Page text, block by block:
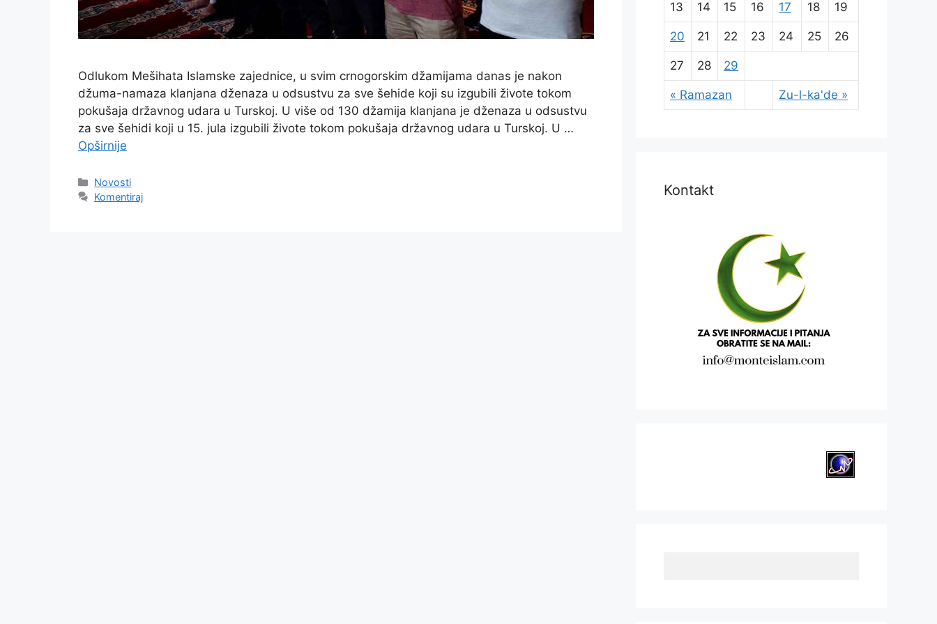
Odlukom Mešihata Islamske zajednice, u svim crnogorskim džamijama danas je nakon
džuma-namaza klanjana dženaza u odsustvu za sve šehide koji su izgubili živote tokom
pokušaja državnog udara u Turskoj. U više od 130 džamija klanjana je dženaza u odsustvu
za sve šehidi koji u 15. jula izgubili živote tokom pokušaja državnog udara u Turskoj. U …
Opširnije
Kategorije
Novosti
Komentiraj
« Ramazan Zu-l-ka'de »
13 14 15 16 17 18 19
20 21 22 23 24 25 26
27 28 29
Kontakt